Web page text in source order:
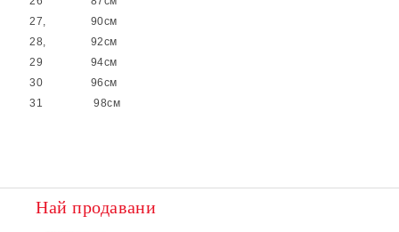
27, 90см
28, 92см
29 94см
30 96см
31 98см
Най продавани